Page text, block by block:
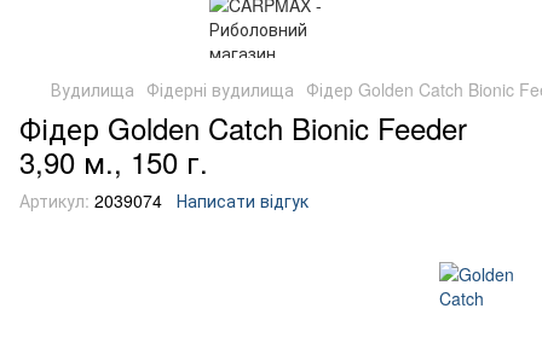
Вудилища Фідерні вудилища Фідер Golden Catch Bionic
Фідер Golden Catch Bionic Feeder
3,90 м., 150 г.
Артикул: 2039074 Написати відгук